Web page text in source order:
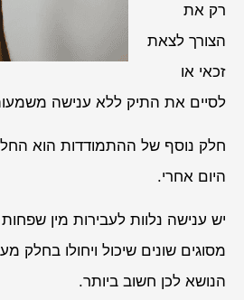
רק את
הצורך לצאת
זכאי או
לסיים את התיק ללא ענישה
חלק נוסף של ההתמודדות הוא
היום אחרי.
יש ענישה נלוות לעבירות מין
מסוגים שונים שיכול ויחולו בחלק
הנושא לכן חשוב ביותר.